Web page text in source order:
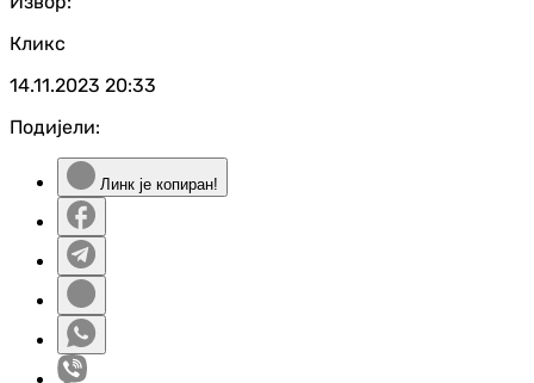
Кликс
14.11.2023 20:33
Подијели:
Линк је копиран!